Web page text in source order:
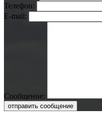
Телефон:
E-mail:
Сообщение:
отправить сообщение